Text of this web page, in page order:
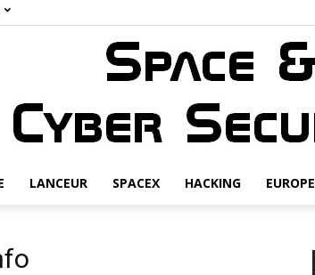
LANCEUR SPACEX HACKING EUROPE